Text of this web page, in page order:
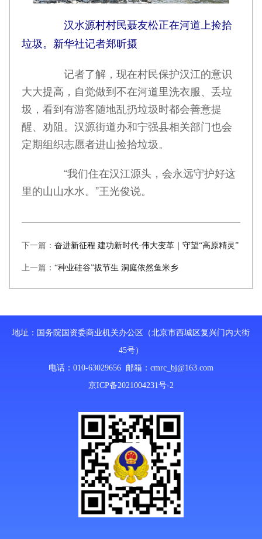
汉水源村村民聂友松正在河道上捡拾
垃圾。新华社记者郑昕摄
记者了解，现在村民保护汉江的意识
大大提高，自觉做到不在河道里洗衣服、丢垃
圾，看到有游客随地乱扔垃圾时都会善意提
醒、劝阻。汉源街道办和宁强县相关部门也会
定期组织志愿者进山捡拾垃圾。
“我们住在汉江源头，会永远守护好这
里的山山水水。”王光俊说。
下一篇： 奋进新征程 建功新时代·伟大变革｜守望“高原精灵”
上一篇： “种业硅谷”拔节生 洞庭依然鱼米乡
地址：国务院国资委商业机关办公区（北京市西城区复兴门内大街
45号）
电话：010-63029656 邮箱： cmrc_bj@163.com
京ICP备2021004231号-2